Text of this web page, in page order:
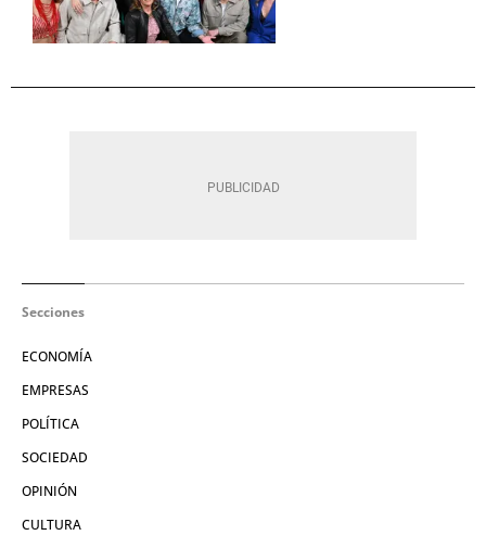
Secciones
ECONOMÍA
EMPRESAS
POLÍTICA
SOCIEDAD
OPINIÓN
CULTURA